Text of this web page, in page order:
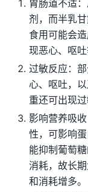
胃肠道不适
剂，而半乳
食用可能会
现恶心、呕吐
过敏反应：
心、呕吐，
重还可出现过
影响营养吸
性，可影响
能抑制葡萄
消耗，故长
和消耗增多。